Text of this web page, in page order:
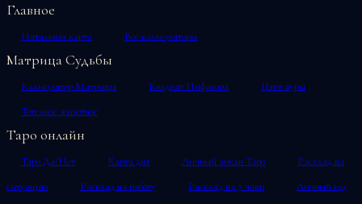
Главное
Натальная карта Все калькуляторы
Матрица Судьбы
Калькулятор Матрицы Квадрат Пифагора
Цвет ауры
Тотемное животное
Таро онлайн
Таро Да/Нет Карта дня Личный аркан Таро
Расклад на
ситуацию
Расклад на работу Расклад на 7 чакр
Личный год